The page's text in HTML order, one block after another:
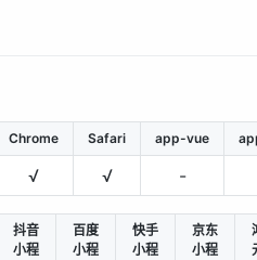
Chrome Safari app-vue
√ √ -
抖音
小程
百度
小程
快手
小程
京东
小程